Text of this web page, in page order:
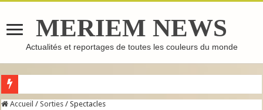
MERIEM NEWS
Actualités et reportages de toutes les couleurs du monde
GHASSOUL : L’ARGILE MAROCAINE QUI FAIT LE TOUR DU MONDE
Accueil / Sorties / Spectacles